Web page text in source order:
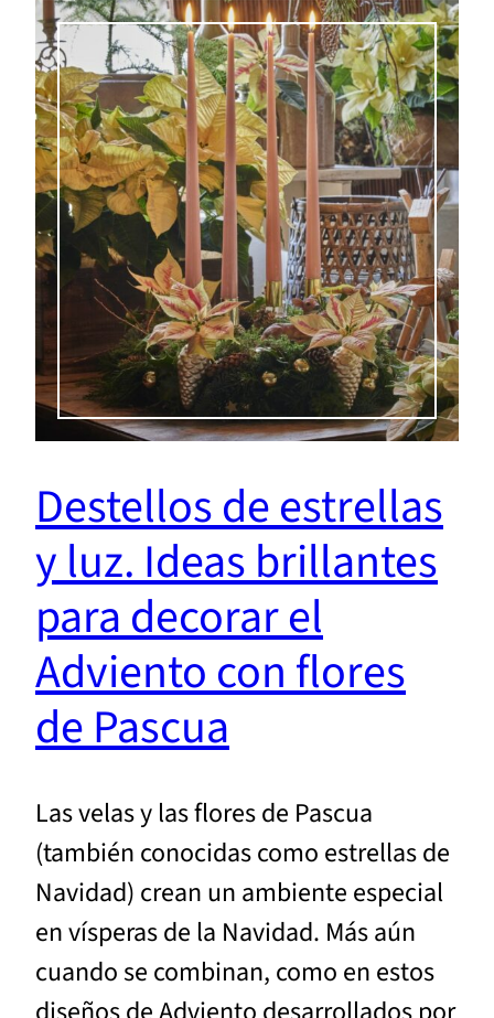
Destellos de estrellas
y luz. Ideas brillantes
para decorar el
Adviento con flores
de Pascua
Las velas y las flores de Pascua
(también conocidas como estrellas de
Navidad) crean un ambiente especial
en vísperas de la Navidad. Más aún
cuando se combinan, como en estos